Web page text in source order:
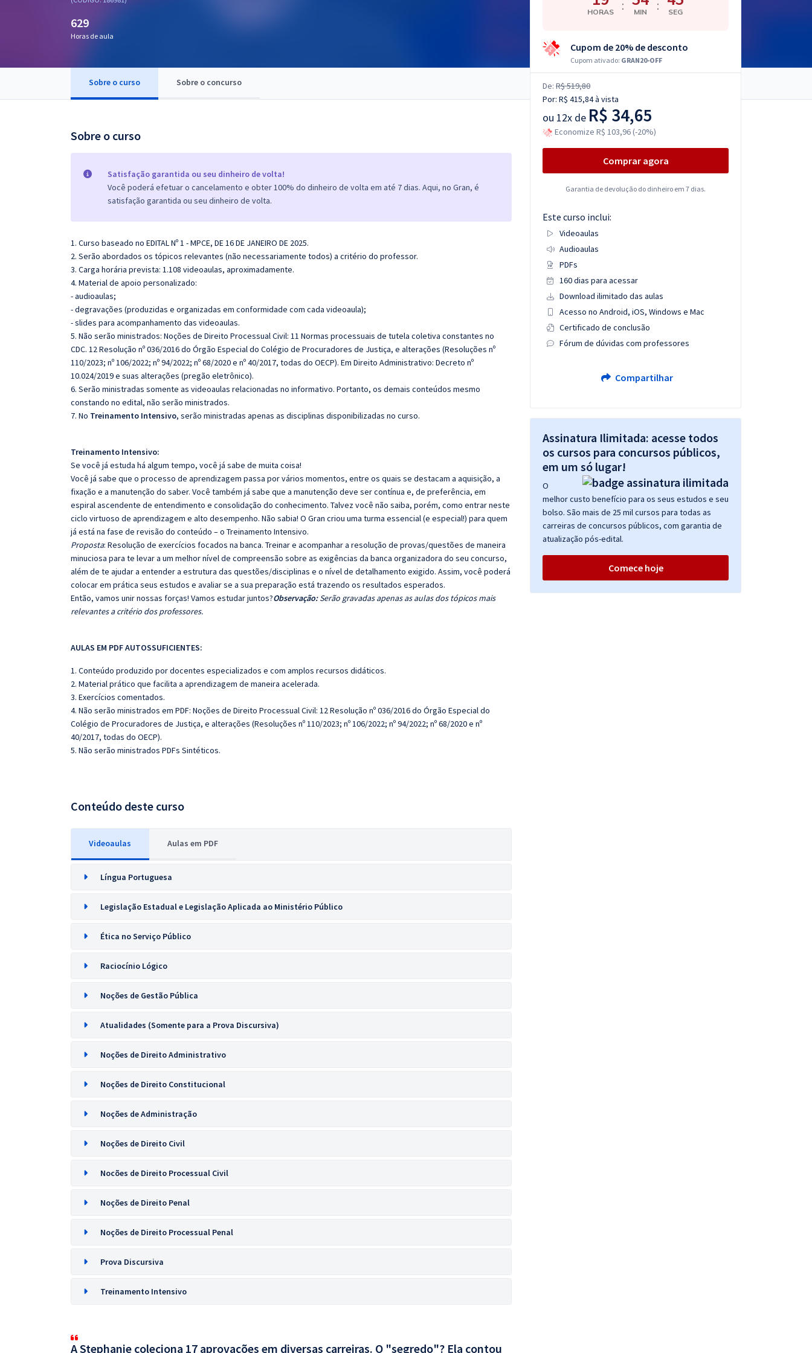
OAB
629
Horas de aula
Sobre o curso Sobre o concurso
Sobre o curso
Satisfação garantida ou seu dinheiro de volta!
Você poderá efetuar o cancelamento e obter 100% do dinheiro de volta em até 7 dias. Aqui, no Gran, é
satisfação garantida ou seu dinheiro de volta.
1. Curso baseado no EDITAL Nº 1 - MPCE, DE 16 DE JANEIRO DE 2025.
2. Serão abordados os tópicos relevantes (não necessariamente todos) a critério do professor.
3. Carga horária prevista: 1.108 videoaulas, aproximadamente.
4. Material de apoio personalizado:
- audioaulas;
- degravações (produzidas e organizadas em conformidade com cada videoaula);
- slides para acompanhamento das videoaulas.
5. Não serão ministrados: Noções de Direito Processual Civil: 11 Normas processuais de tutela coletiva constantes no
CDC. 12 Resolução nº 036/2016 do Órgão Especial do Colégio de Procuradores de Justiça, e alterações (Resoluções nº
110/2023; nº 106/2022; nº 94/2022; nº 68/2020 e nº 40/2017, todas do OECP). Em Direito Administrativo: Decreto nº
10.024/2019 e suas alterações (pregão eletrônico).
6. Serão ministradas somente as videoaulas relacionadas no informativo. Portanto, os demais conteúdos mesmo
constando no edital, não serão ministrados.
7. No Treinamento Intensivo, serão ministradas apenas as disciplinas disponibilizadas no curso.
Treinamento Intensivo:
Se você já estuda há algum tempo, você já sabe de muita coisa!
Você já sabe que o processo de aprendizagem passa por vários momentos, entre os quais se destacam a aquisição, a
fixação e a manutenção do saber. Você também já sabe que a manutenção deve ser contínua e, de preferência, em
espiral ascendente de entendimento e consolidação do conhecimento. Talvez você não saiba, porém, como entrar neste
ciclo virtuoso de aprendizagem e alto desempenho. Não sabia! O Gran criou uma turma essencial (e especial!) para quem
já está na fase de revisão do conteúdo – o Treinamento Intensivo.
Proposta: Resolução de exercícios focados na banca. Treinar e acompanhar a resolução de provas/questões de maneira
minuciosa para te levar a um melhor nível de compreensão sobre as exigências da banca organizadora do seu concurso,
além de te ajudar a entender a estrutura das questões/disciplinas e o nível de detalhamento exigido. Assim, você poderá
colocar em prática seus estudos e avaliar se a sua preparação está trazendo os resultados esperados.
Então, vamos unir nossas forças! Vamos estudar juntos?Observação:Serão gravadas apenas as aulas dos tópicos mais
relevantes a critério dos professores.
AULAS EM PDF AUTOSSUFICIENTES:
1. Conteúdo produzido por docentes especializados e com amplos recursos didáticos.
2. Material prático que facilita a aprendizagem de maneira acelerada.
3. Exercícios comentados.
4. Não serão ministrados em PDF: Noções de Direito Processual Civil: 12 Resolução nº 036/2016 do Órgão Especial do
Colégio de Procuradores de Justiça, e alterações (Resoluções nº 110/2023; nº 106/2022; nº 94/2022; nº 68/2020 e nº
40/2017, todas do OECP).
5. Não serão ministrados PDFs Sintéticos.
Conteúdo deste curso
Videoaulas Aulas em PDF
Língua Portuguesa
Legislação Estadual e Legislação Aplicada ao Ministério Público
Ética no Serviço Público
Raciocínio Lógico
Noções de Gestão Pública
Atualidades (Somente para a Prova Discursiva)
Noções de Direito Administrativo
Noções de Direito Constitucional
Noções de Administração
Noções de Direito Civil
Nocões de Direito Processual Civil
Noções de Direito Penal
Noções de Direito Processual Penal
Prova Discursiva
Treinamento Intensivo
A Stephanie coleciona 17 aprovações em diversas carreiras. O "segredo"? Ela contou
HORAS : MIN : SEG
Cupom de 20% de desconto
Cupom ativado: GRAN20-OFF
De: R$ 519,80
Por: R$ 415,84à vista
ou 12x de R$ 34,65
Economize R$ 103,96 (-20%)
Comprar agora
Garantia de devolução do dinheiro em 7 dias.
Este curso inclui:
Videoaulas
Audioaulas
PDFs
160 dias para acessar
Download ilimitado das aulas
Acesso no Android, iOS, Windows e Mac
Certificado de conclusão
Fórum de dúvidas com professores
Compartilhar
Assinatura Ilimitada: acesse todos
os cursos para concursos públicos,
em um só lugar!
O
melhor custo benefício para os seus estudos e seu
bolso. São mais de 25 mil cursos para todas as
carreiras de concursos públicos, com garantia de
atualização pós-edital.
Comece hoje